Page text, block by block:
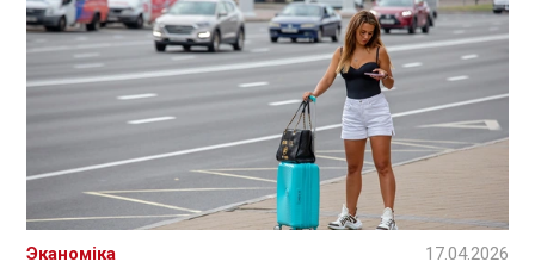
Эканоміка 17.04.2026